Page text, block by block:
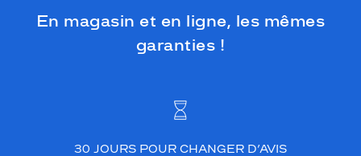
En magasin et en ligne, les mêmes
garanties !
30 JOURS POUR CHANGER D’AVIS